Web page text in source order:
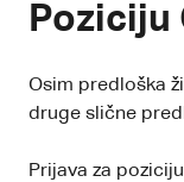
Poziciju
Osim predloška
druge slične
Prijava za